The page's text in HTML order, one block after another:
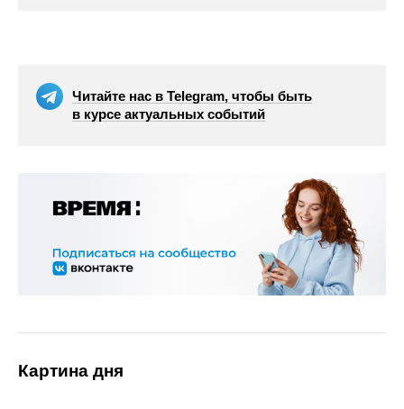
Читайте нас в Telegram, чтобы быть
в курсе актуальных событий
Картина дня